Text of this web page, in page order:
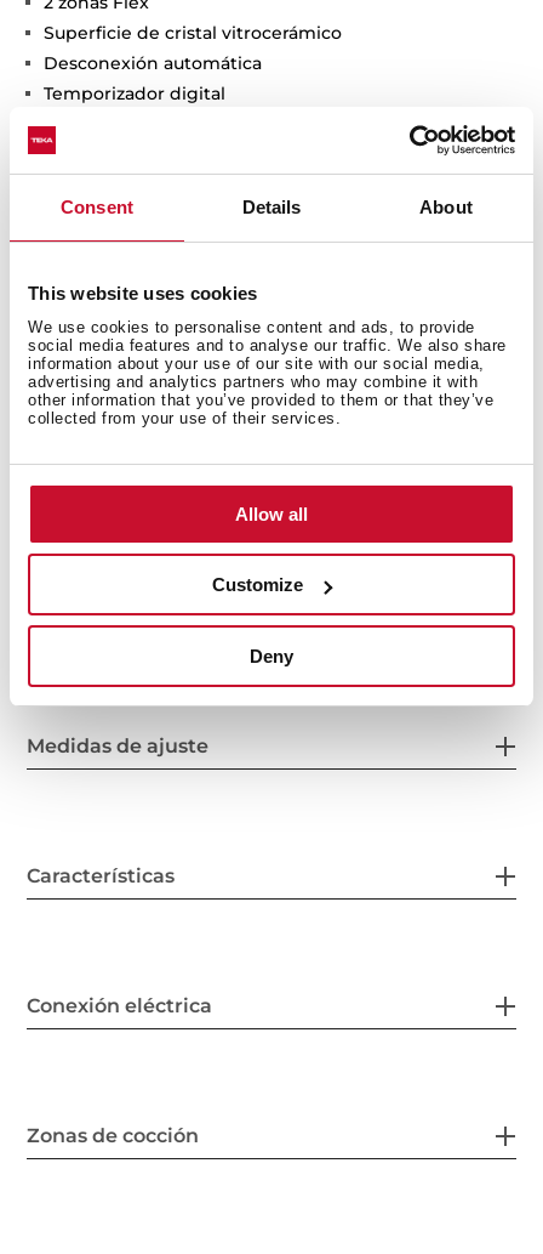
Consent Details About
This website uses cookies
We use cookies to personalise content and ads, to provide
social media features and to analyse our traffic. We also share
information about your use of our site with our social media,
advertising and analytics partners who may combine it with
other information that you’ve provided to them or that they’ve
collected from your use of their services.
Allow all
Customize
Deny
Superficie de cristal vitrocerámico
Desconexión automática
Temporizador digital
Bloqueo de seguridad para niños
Indicador residual de calor
Kit de empotramiento de fácil instalación
Potencia total: 7.200 W.
Medidas generales
Medidas de ajuste
Características
Conexión eléctrica
Zonas de cocción